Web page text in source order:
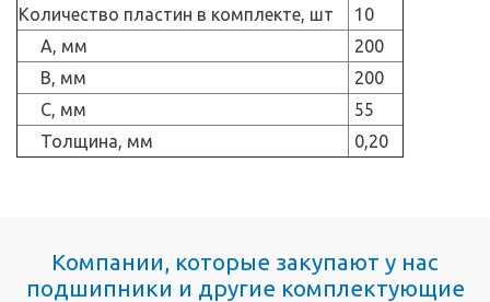
Количество пластин в комплекте, шт
10
A, мм
200
B, мм
200
C, мм
55
Толщина, мм
0,20
Компании, которые закупают у нас
подшипники и другие комплектующие